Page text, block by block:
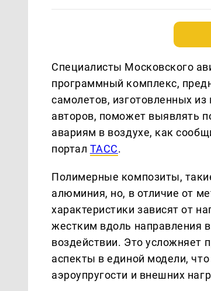
Специалисты Московского
программный комплекс,
самолетов, изготовленных
авторов, поможет выявлять
авариям в воздухе, как
портал ТАСС.
Полимерные композиты,
алюминия, но, в отличие от
характеристики зависят от
жестким вдоль направления
воздействии. Это усложняет
аспекты в единой модели,
аэроупругости и внешних